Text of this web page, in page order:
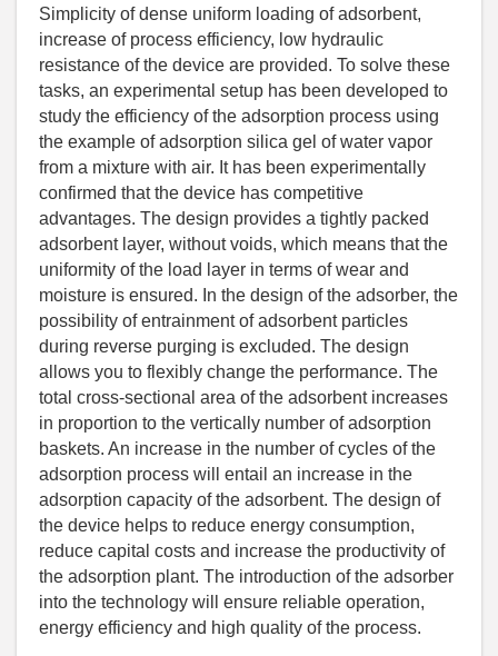
Simplicity of dense uniform loading of adsorbent,
increase of process efficiency, low hydraulic
resistance of the device are provided. To solve these
tasks, an experimental setup has been developed to
study the efficiency of the adsorption process using
the example of adsorption silica gel of water vapor
from a mixture with air. It has been experimentally
confirmed that the device has competitive
advantages. The design provides a tightly packed
adsorbent layer, without voids, which means that the
uniformity of the load layer in terms of wear and
moisture is ensured. In the design of the adsorber, the
possibility of entrainment of adsorbent particles
during reverse purging is excluded. The design
allows you to flexibly change the performance. The
total cross-sectional area of the adsorbent increases
in proportion to the vertically number of adsorption
baskets. An increase in the number of cycles of the
adsorption process will entail an increase in the
adsorption capacity of the adsorbent. The design of
the device helps to reduce energy consumption,
reduce capital costs and increase the productivity of
the adsorption plant. The introduction of the adsorber
into the technology will ensure reliable operation,
energy efficiency and high quality of the process.